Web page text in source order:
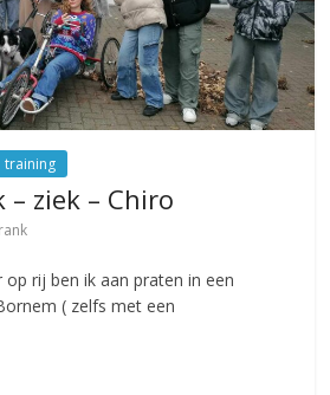
training
– ziek – Chiro
rij ben ik aan praten in een
( zelfs met een